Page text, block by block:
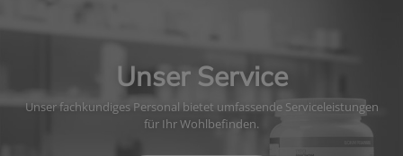
Unser Service
Unser fachkundiges Personal bietet umfassende Serviceleistungen
für Ihr Wohlbefinden.